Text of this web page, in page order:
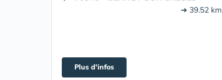
➔ 39.52 km
Plus d'infos